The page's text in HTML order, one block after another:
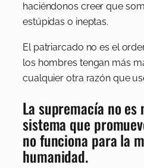
haciéndonos creer que
estúpidas o ineptas.
El patriarcado no es el
los hombres tengan más
cualquier otra razón que
La supremacía no es
sistema que
no funciona para la
humanidad.